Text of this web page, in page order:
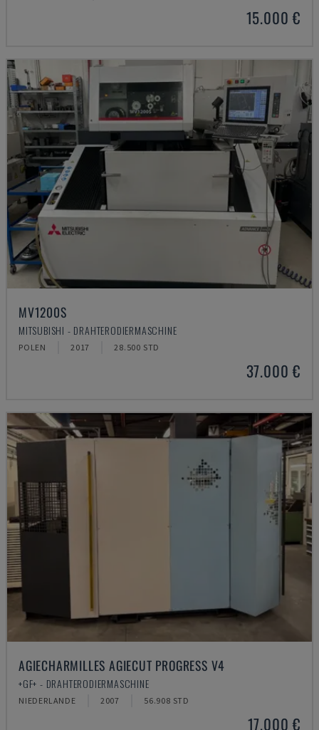
15.000 €
MV1200S
MITSUBISHI - DRAHTERODIERMASCHINE
POLEN 2017 28.500 STD
37.000 €
AGIECHARMILLES AGIECUT PROGRESS V4
+GF+ - DRAHTERODIERMASCHINE
NIEDERLANDE 2007 56.908 STD
17.000 €